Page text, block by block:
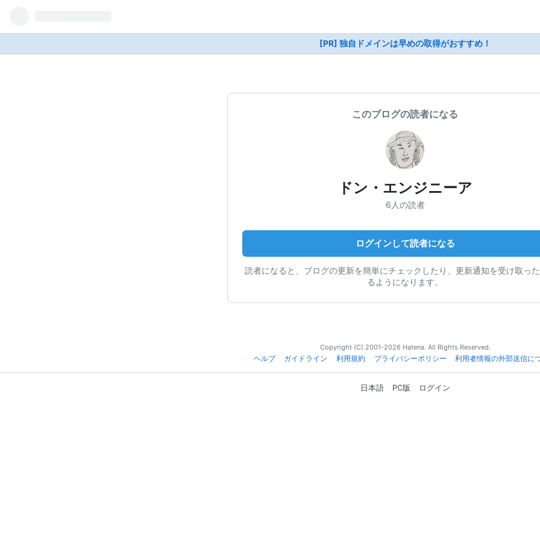
[PR] 独自ドメインは早めの取得がおすすめ！
このブログの読者になる
ドン・エンジニーア
6人の読者
ログインして読者になる
読者になると、ブログの更新を簡単にチェックしたり、更新通知を受け取っ
るようになります。
Copyright (C) 2001-2026 Hatena. All Rights Reserved.
ヘルプ
ガイドライン 利用規約 プライバシーポリシー 利用者情報の外部送信に
日本語 PC版 ログイン